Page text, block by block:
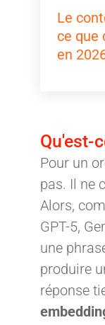
Le
ce que
en
Qu'est-
Pour un
pas. Il ne
Alors,
GPT-5,
une
produire
réponse